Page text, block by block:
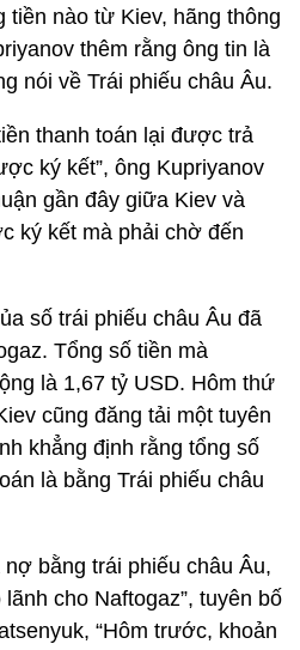
tiền nào từ Kiev, hãng thông
thêm rằng ông tin là
nói về Trái phiếu châu Âu.
thanh toán lại được trả
ký kết”, ông Kupriyanov
gần đây giữa Kiev và
ký kết mà phải chờ đến
số trái phiếu châu Âu đã
Tổng số tiền mà
là 1,67 tỷ USD. Hôm thứ
cũng đăng tải một tuyên
khẳng định rằng tổng số
là bằng Trái phiếu châu
bằng trái phiếu châu Âu,
cho Naftogaz”, tuyên bố
“Hôm trước, khoản